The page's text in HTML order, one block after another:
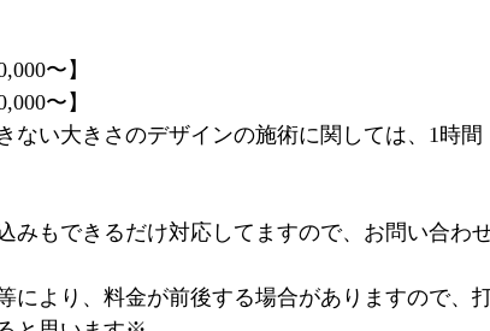
〜】
〜】
ない大きさのデザインの施術に関しては、1時間
みもできるだけ対応してますので、お問い合わせ
より、料金が前後する場合がありますので、